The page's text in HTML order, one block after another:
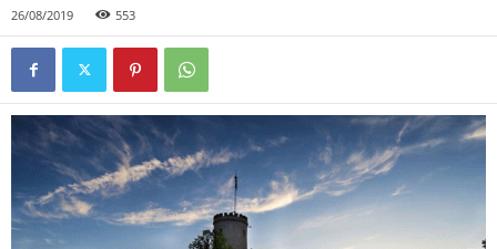
26/08/2019 553